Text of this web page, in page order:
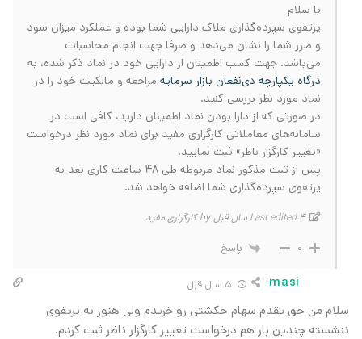
با سلام
پرتفوی سپرده‌گذاری ملاک دارایی شما بوده و عملکرد میزان سود
و ضرر شما را نشان می‌دهد و صرفا جهت انجام محاسبات
می‌باشد. جهت کسب اطمینان از دارایی خود در نماد ذکر شده، به
درگاه یکپارچه ذی‌نفعان بازار سرمایه مراجعه و مالکیت خود را در
نماد مورد نظر بررسی کنید.
در صورتی که از دارا بودن نماد اطمینان دارید، کافی است در
سامانه‌های معاملاتی کارگزاری مفید برای نماد مورد نظر درخواست
«تغییر کارگزار ناظر» ثبت نمایید.
پس از ثبت مذکور نماد مربوطه طی 48 ساعت کاری بعد به
پرتفوی سپرده‌گذاری شما اضافه خواهد شد.
Last edited 4 سال قبل by کارگزاری مفید
0 پاسخ
masi
سلام من حق تقدم سهام حکشتی رو خریدم ولی هنوز به پرتفوی
ننشسته چندین بار هم درخواست تغییر کارگزار ناظر ثبت کردم.